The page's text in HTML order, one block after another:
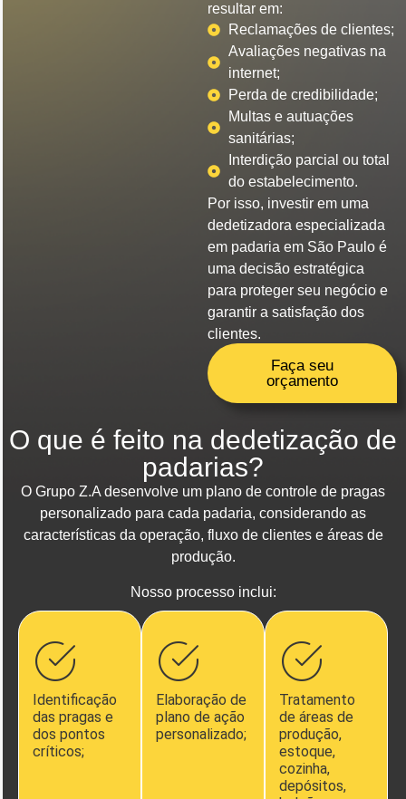
resultar em:
Reclamações de clientes;
Avaliações negativas na
internet;
Perda de credibilidade;
Multas e autuações
sanitárias;
Interdição parcial ou total
do estabelecimento.
Por isso, investir em uma
dedetizadora especializada
em padaria em São Paulo é
uma decisão estratégica
para proteger seu negócio e
garantir a satisfação dos
clientes.
Faça seu
orçamento
O que é feito na dedetização de
padarias?
O Grupo Z.A desenvolve um plano de controle de pragas
personalizado para cada padaria, considerando as
características da operação, fluxo de clientes e áreas de
produção.
Nosso processo inclui:
Identificação
das pragas e
dos pontos
críticos;
Elaboração de
plano de ação
personalizado;
Tratamento
de áreas de
produção,
estoque,
cozinha,
depósitos,